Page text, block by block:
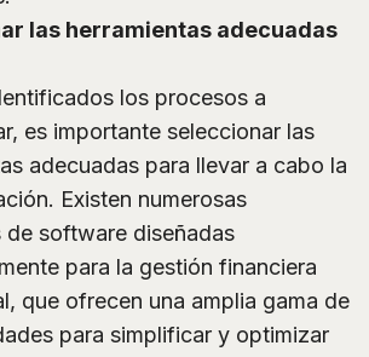
las herramientas adecuadas
los procesos a
es importante seleccionar las
adecuadas para llevar a cabo la
Existen numerosas
de software diseñadas
para la gestión financiera
que ofrecen una amplia gama de
para simplificar y optimizar